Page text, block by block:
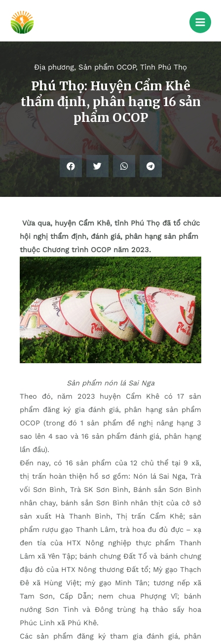
Địa phương, Sản phẩm OCOP, Tỉnh Phú Thọ
Phú Thọ: Huyện Cẩm Khê
thẩm định, phân hạng 16 sản
phẩm OCOP
Vừa qua, huyện Cẩm Khê, tỉnh Phú Thọ đã tổ chức
hội nghị thẩm định, đánh giá, phân hạng sản phẩm
thuộc Chương trình OCOP năm 2023.
Sản phẩm nón lá Sai Nga
Theo đó, năm 2023 huyện Cẩm Khê có 17 sản
phẩm đăng ký gia đánh giá, phân hạng sản phẩm
OCOP (trong đó 1 sản phẩm đề nghị nâng hạng 3
sao lên 4 sao và 16 sản phẩm đánh giá, phân hạng
lần đầu).
Đến nay, có 16 sản phẩm của 12 chủ thể tại 9 xã,
thị trấn hoàn thiện hồ sơ gồm: Nón lá Sai Nga, Trà
vối Sơn Bình, Trà SK Sơn Bình, Bánh sắn Sơn Bình
nhân chay, bánh sắn Sơn Bình nhân thịt của cở sở
sản xuất Hà Thanh Bình, Thị trấn Cẩm Khê; sản
phẩm rượu gạo Thanh Lâm, trà hoa đu đủ đực – xạ
đen tía của HTX Nông nghiệp thực phẩm Thanh
Lâm xã Yên Tập; bánh chưng Đất Tổ và bánh chưng
đậu đỏ của HTX Nông thương Đất tổ; Mỳ gạo Thạch
Đê xã Hùng Việt; mỳ gạo Minh Tân; tương nếp xã
Tam Sơn, Cấp Dẫn; nem chua Phượng Vĩ; bánh
nướng Sơn Tình và Đông trùng hạ thảo sấy hoa
Phúc Linh xã Phú Khê.
Các sản phẩm đăng ký tham gia đánh giá, phân